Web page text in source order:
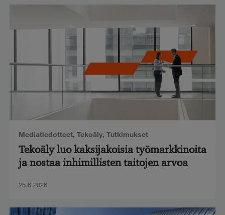
Mediatiedotteet, Tekoäly, Tutkimukset
Tekoäly luo kaksijakoisia työmarkkinoita
ja nostaa inhimillisten taitojen arvoa
25.6.2026